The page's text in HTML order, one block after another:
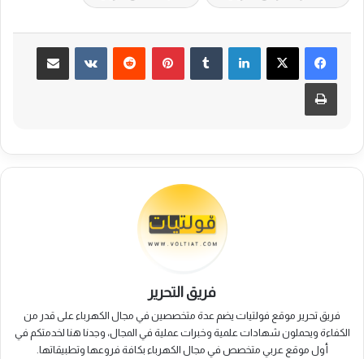
لينكدإن
‏Tumblr بينتيريست
‏Reddit
‏VKontakte مشاركة عبر البريد
طباعة
فريق التحرير
فريق تحرير موقع فولتيات يضم عدة متخصصين في مجال الكهرباء على قدر من
الكفاءة ويحملون شهادات علمية وخبرات عملية في المجال، وجدنا هنا لخدمتكم في
أول موقع عربي متخصص في مجال الكهرباء بكافة فروعها وتطبيقاتها.